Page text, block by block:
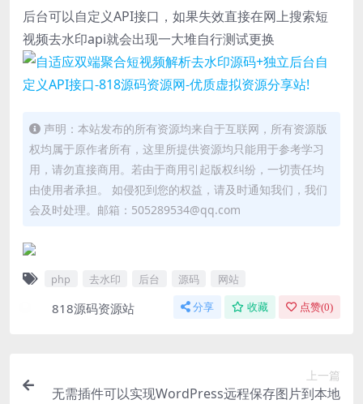
后台可以自定义API接口，如果失效直接在网上搜索短
视频去水印api就会出现一大堆自行测试更换
声明：本站发布的所有资源均来自于互联网，所有资源版
权均属于原作者所有，这里所提供资源均只能用于参考学习
用，请勿直接商用。若由于商用引起版权纠纷，一切责任均
由使用者承担。 如侵犯到您的权益，请及时通知我们，我们
会及时处理。邮箱：505289534@qq.com
php 去水印 后台 源码 网站
818源码资源站 分享 收藏 点赞(0)
上一篇
无需插件可以实现WordPress远程保存图片到本地